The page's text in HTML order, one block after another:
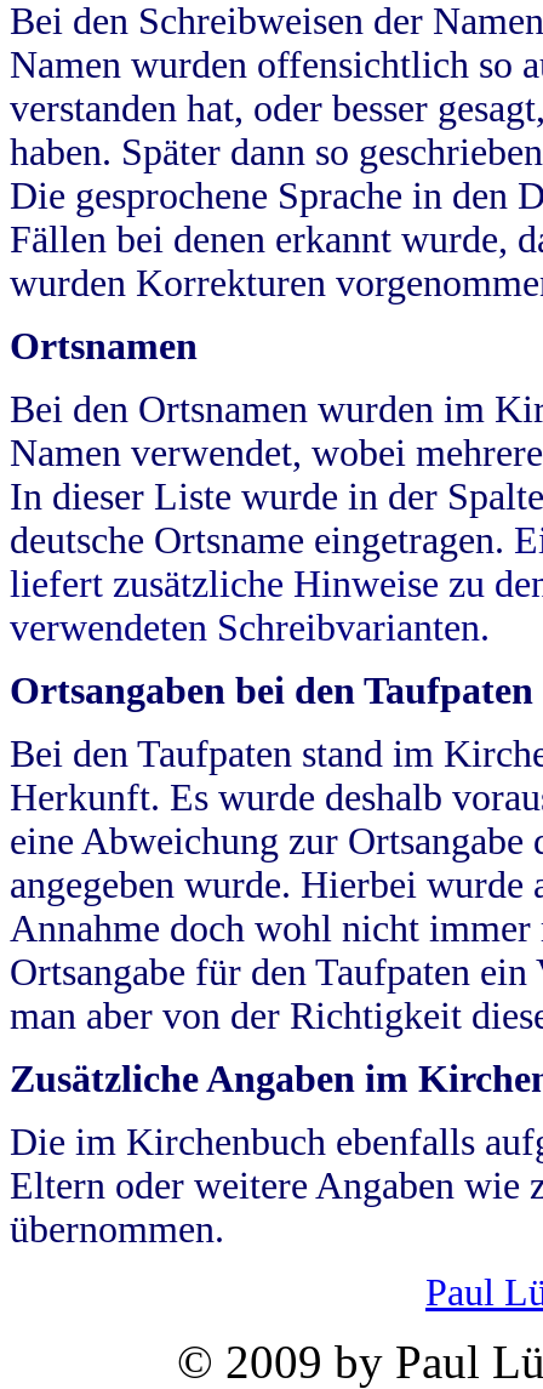
Bei den Schreibweisen der
Namen wurden offensichtlich so
verstanden hat, oder besser
haben. Später dann so
Die gesprochene Sprache in
Fällen bei denen erkannt wurde,
wurden Korrekturen
Ortsnamen
Bei den Ortsnamen wurden im
Namen verwendet, wobei
In dieser Liste wurde in der
deutsche Ortsname eingetragen.
liefert zusätzliche Hinweise zu
verwendeten Schreibvarianten.
Ortsangaben bei den Taufpaten
Bei den Taufpaten stand im
Herkunft. Es wurde deshalb
eine Abweichung zur
angegeben wurde. Hierbei wurde
Annahme doch wohl nicht
Ortsangabe für den Taufpaten
man aber von der Richtigkeit
Zusätzliche Angaben im
Die im Kirchenbuch ebenfalls
Eltern oder weitere Angaben wie
übernommen.
Paul
© 2009 by Paul